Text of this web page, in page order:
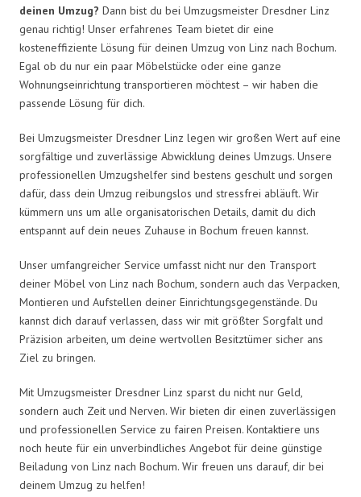
deinen Umzug? Dann bist du bei Umzugsmeister Dresdner Linz
genau richtig! Unser erfahrenes Team bietet dir eine
kosteneffiziente Lösung für deinen Umzug von Linz nach Bochum.
Egal ob du nur ein paar Möbelstücke oder eine ganze
Wohnungseinrichtung transportieren möchtest – wir haben die
passende Lösung für dich.
Bei Umzugsmeister Dresdner Linz legen wir großen Wert auf eine
sorgfältige und zuverlässige Abwicklung deines Umzugs. Unsere
professionellen Umzugshelfer sind bestens geschult und sorgen
dafür, dass dein Umzug reibungslos und stressfrei abläuft. Wir
kümmern uns um alle organisatorischen Details, damit du dich
entspannt auf dein neues Zuhause in Bochum freuen kannst.
Unser umfangreicher Service umfasst nicht nur den Transport
deiner Möbel von Linz nach Bochum, sondern auch das Verpacken,
Montieren und Aufstellen deiner Einrichtungsgegenstände. Du
kannst dich darauf verlassen, dass wir mit größter Sorgfalt und
Präzision arbeiten, um deine wertvollen Besitztümer sicher ans
Ziel zu bringen.
Mit Umzugsmeister Dresdner Linz sparst du nicht nur Geld,
sondern auch Zeit und Nerven. Wir bieten dir einen zuverlässigen
und professionellen Service zu fairen Preisen. Kontaktiere uns
noch heute für ein unverbindliches Angebot für deine günstige
Beiladung von Linz nach Bochum. Wir freuen uns darauf, dir bei
deinem Umzug zu helfen!